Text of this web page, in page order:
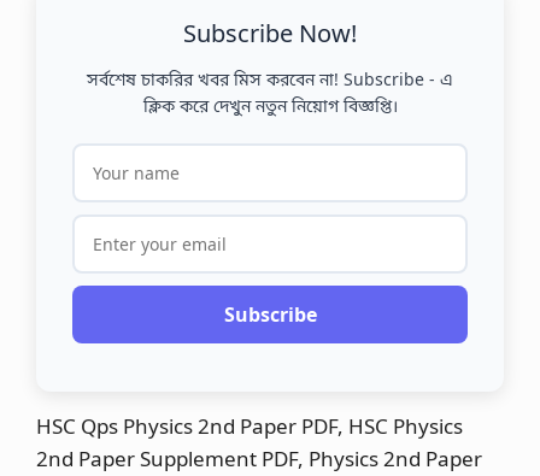
Subscribe Now!
সর্বশেষ চাকরির খবর মিস করবেন না! Subscribe - এ
ক্লিক করে দেখুন নতুন নিয়োগ বিজ্ঞপ্তি।
Subscribe
HSC Qps Physics 2nd Paper PDF, HSC Physics
2nd Paper Supplement PDF, Physics 2nd Paper